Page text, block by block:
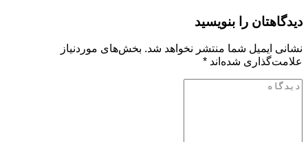
دیدگاهتان را بنویسید
نشانی ایمیل شما منتشر نخواهد شد. بخش‌های موردنیاز
علامت‌گذاری شده‌اند *